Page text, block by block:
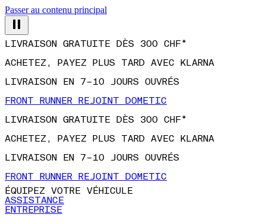
Passer au contenu principal
LIVRAISON GRATUITE DÈS 300 CHF*
ACHETEZ, PAYEZ PLUS TARD AVEC KLARNA
LIVRAISON EN 7–10 JOURS OUVRÉS
FRONT RUNNER REJOINT DOMETIC
LIVRAISON GRATUITE DÈS 300 CHF*
ACHETEZ, PAYEZ PLUS TARD AVEC KLARNA
LIVRAISON EN 7–10 JOURS OUVRÉS
FRONT RUNNER REJOINT DOMETIC
ÉQUIPEZ VOTRE VÉHICULE
ASSISTANCE
ENTREPRISE